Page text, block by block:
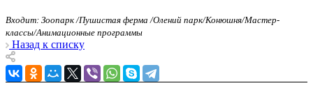
Входит: Зоопарк /Пушистая ферма /Олений парк/Конюшня/Мастер-
классы/Анимационные программы
Назад к списку